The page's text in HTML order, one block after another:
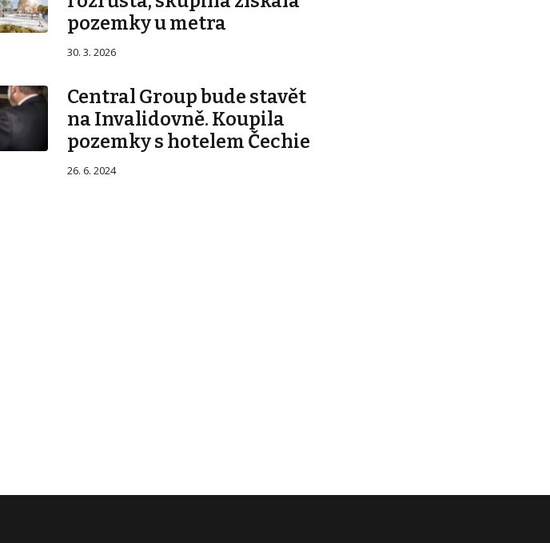
pozemky u metra
30. 3. 2026
Central Group bude stavět
na Invalidovně. Koupila
pozemky s hotelem Čechie
26. 6. 2024